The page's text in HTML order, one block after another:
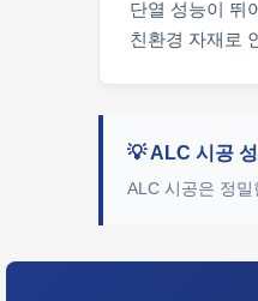
단열 성능이 뛰
친환경 자재로
💡 ALC 시공
ALC 시공은 정